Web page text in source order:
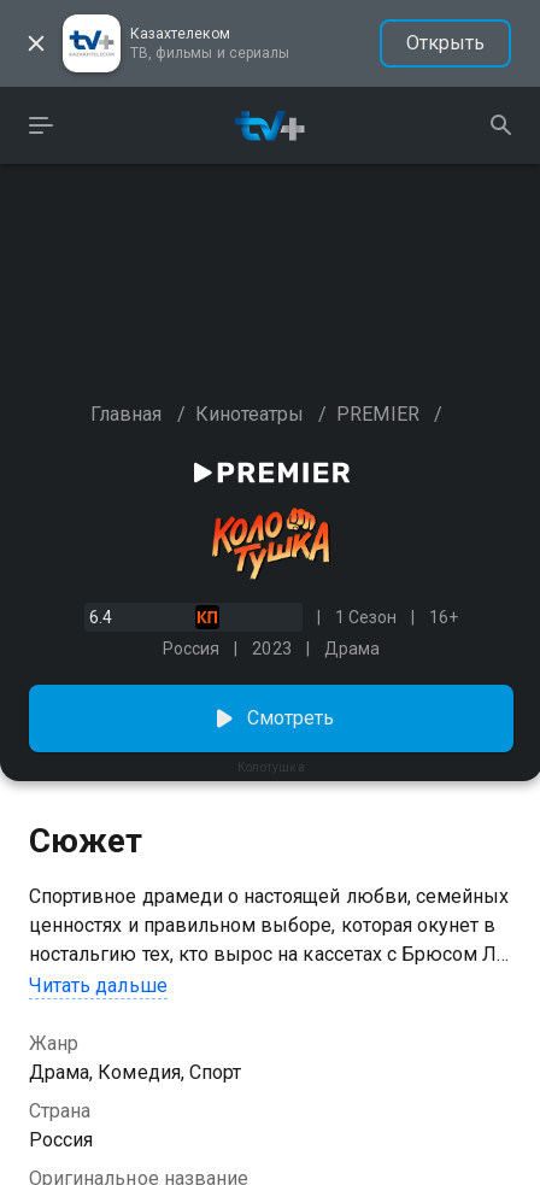
Казахтелеком
ТВ, фильмы и сериалы
Открыть
Главная / Кинотеатры / PREMIER /
6.4 1 Сезон
16+
Россия
2023 Драма
Колотушка
Смотреть
Сюжет
Спортивное драмеди о настоящей любви, семейных
ценностях и правильном выборе, которая окунет в
ностальгию тех, кто вырос на кассетах с Брюсом Ли.
Саня живет обычной жизнью: женился, выплатил
изменился: как и в молодости, он любит пошуметь,
работает вышибалой в баре и собирается
участвовать в кулачных боях. Привычная жизнь
Сани рушится после встречи с братом – вместе они
Читать дальше
Жанр
Драма, Комедия, Спорт
Страна
Россия
Оригинальное название